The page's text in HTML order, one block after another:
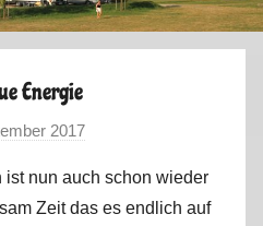
Energie
2017
n
M
nun auch schon wieder
Zeit das es endlich auf